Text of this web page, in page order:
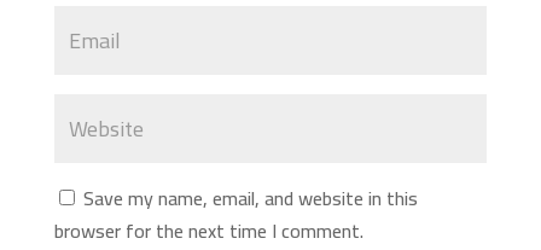
Save my name, email, and website in this
browser for the next time I comment.